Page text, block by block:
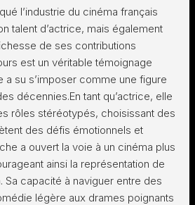
l’industrie du cinéma français
talent d’actrice, mais également
de ses contributions
est un véritable témoignage
a su s’imposer comme une figure
décennies.En tant qu’actrice, elle
rôles stéréotypés, choisissant des
des défis émotionnels et
a ouvert la voie à un cinéma plus
ainsi la représentation de
Sa capacité à naviguer entre des
légère aux drames poignants